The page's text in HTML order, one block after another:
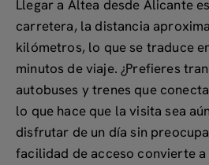
Llegar a Altea desde Alicante
carretera, la distancia
kilómetros, lo que se traduce
minutos de viaje. ¿Prefieres
autobuses y trenes que
lo que hace que la visita sea
disfrutar de un día sin
facilidad de acceso convierte a